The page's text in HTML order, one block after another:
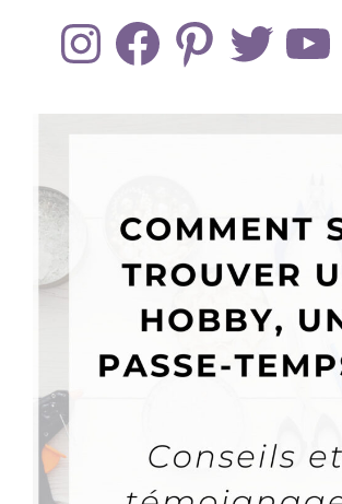
InstagramFacebook PinterestTwitter YouTube